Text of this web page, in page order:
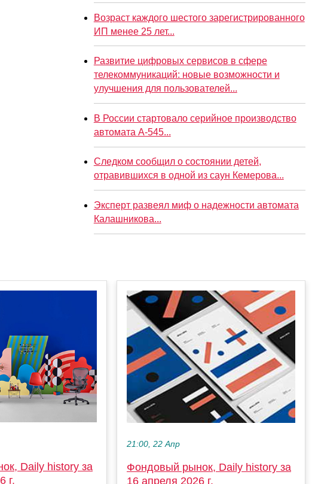
Возраст каждого шестого зарегистрированного
ИП менее 25 лет...
Развитие цифровых сервисов в сфере
телекоммуникаций: новые возможности и
улучшения для пользователей...
В России стартовало серийное производство
автомата А-545...
Следком сообщил о состоянии детей,
отравившихся в одной из саун Кемерова...
Эксперт развеял миф о надежности автомата
Калашникова...
Daily history за
г.
21:00, 22 Апр
Фондовый рынок, Daily history за
16 апреля 2026 г.